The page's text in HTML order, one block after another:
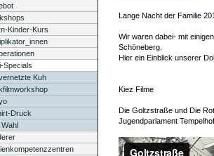
Kinder-Kurs
Specials
Kuh
Druck
Lange Nacht der Familie
Wir waren dabei- mit
Schöneberg.
Hier ein Einblick unserer
Kiez Filme
Die Goltzstraße und Die
Jugendparlament